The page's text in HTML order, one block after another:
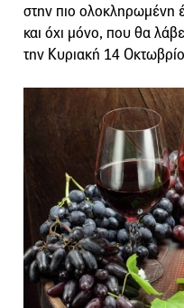
στην πιο ολοκληρωμένη
και όχι μόνο, που θα
την Κυριακή 14